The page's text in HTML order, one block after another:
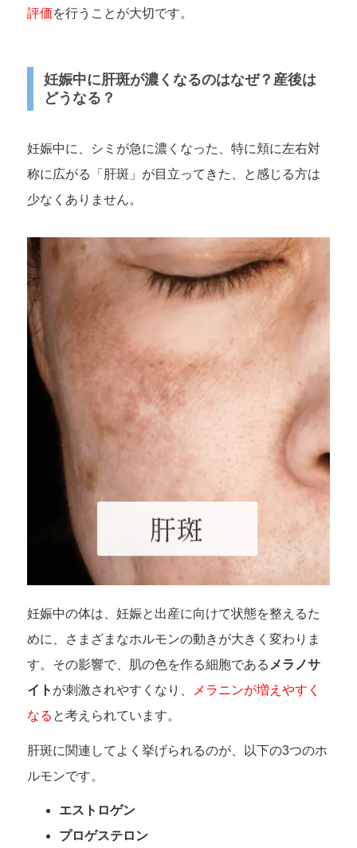
評価を行うことが大切です。
妊娠中に肝斑が濃くなるのはなぜ？産後は
どうなる？
妊娠中に、シミが急に濃くなった、特に頬に左右対
称に広がる「肝斑」が目立ってきた、と感じる方は
少なくありません。
妊娠中の体は、妊娠と出産に向けて状態を整えるた
めに、さまざまなホルモンの動きが大きく変わりま
す。その影響で、肌の色を作る細胞である メラノサ
イト が刺激されやすくなり、
メラニンが増えやすく
なる と考えられています。
肝斑に関連してよく挙げられるのが、以下の3つのホ
ルモンです。
エストロゲン
プロゲステロン